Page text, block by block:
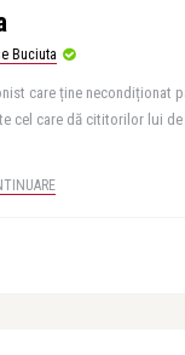
Buciuta
care ține necondiționat
cel care dă cititorilor lui